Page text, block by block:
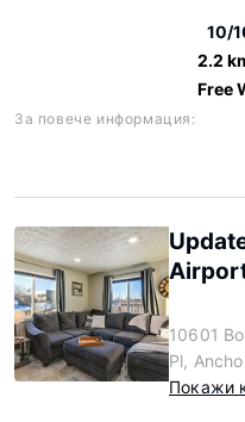
10/
2.2
Free
За повече информация:
10601
Pl,
Покажи